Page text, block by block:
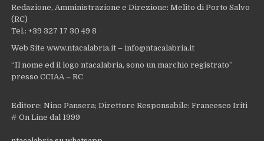
Redazione, Amministrazione e Direzione: Melito di Porto Salvo
(RC)
Tel.: +39 327 17 30 49 8
Web Site www.ntacalabria.it – info@ntacalabria.it
“Il nome ed il logo ntacalabria, sono un marchio registrato”
presso CCIAA – RC
Editore: Nino Pansera; Direttore Responsabile: Francesco Iriti
# On Line dal 1999